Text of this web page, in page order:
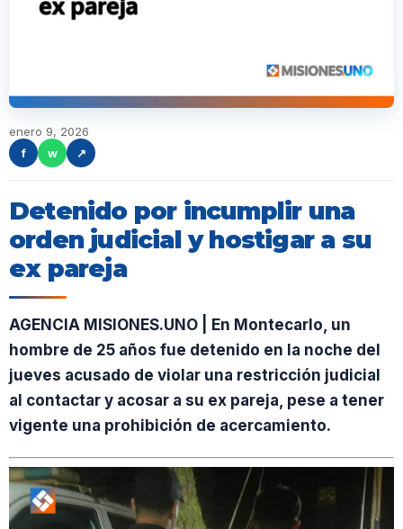
enero 9, 2026
f
w ↗
Detenido por incumplir una
orden judicial y hostigar a su
ex pareja
AGENCIA MISIONES.UNO | En Montecarlo, un
hombre de 25 años fue detenido en la noche del
jueves acusado de violar una restricción judicial
al contactar y acosar a su ex pareja, pese a tener
vigente una prohibición de acercamiento.